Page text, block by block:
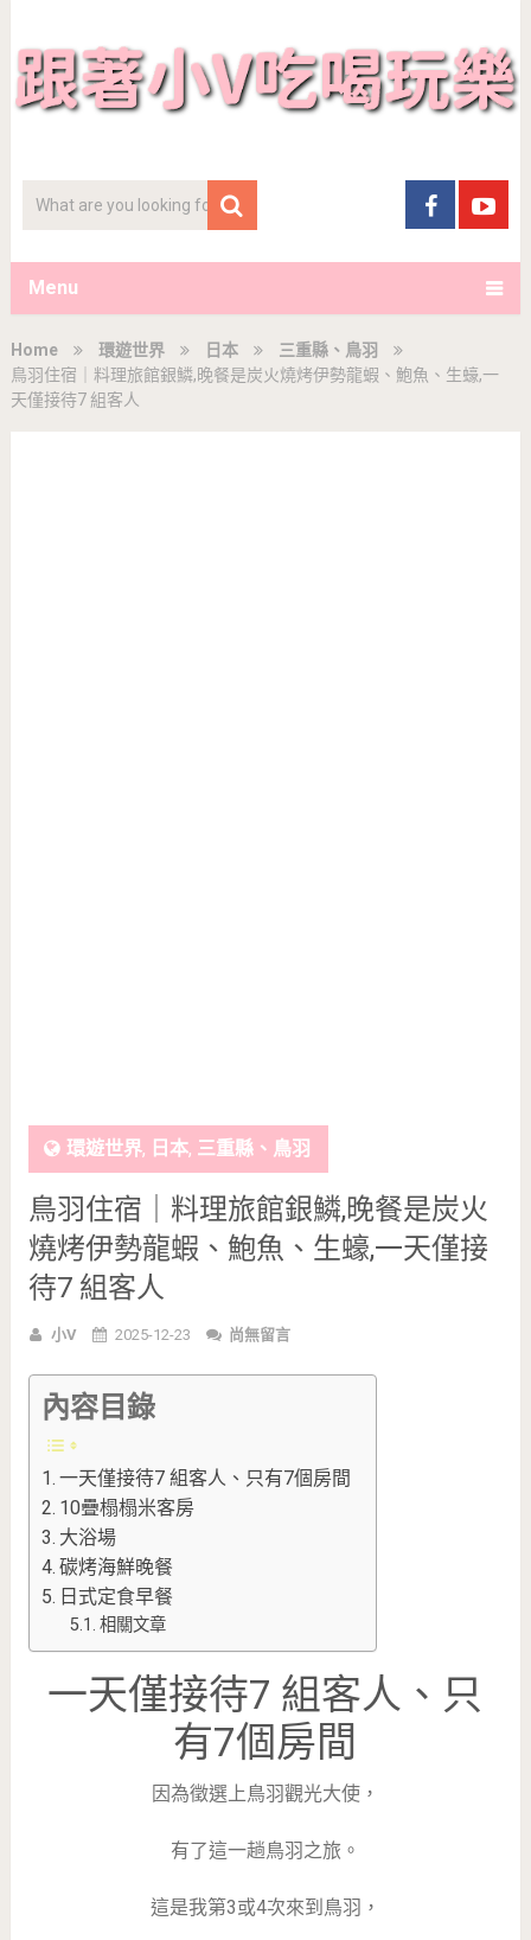
Menu
Home 環遊世界 日本
三重縣、鳥羽
鳥羽住宿｜料理旅館銀鱗,晚餐是炭火燒烤伊勢龍蝦、鮑魚、生蠔,一
天僅接待7 組客人
環遊世界, 日本, 三重縣、鳥羽
鳥羽住宿｜料理旅館銀鱗,晚餐是炭火
燒烤伊勢龍蝦、鮑魚、生蠔,一天僅接
待7 組客人
小V 2025-12-23 尚無留言
內容目錄
一天僅接待7 組客人、只有7個房間
10疊榻榻米客房
大浴場
碳烤海鮮晚餐
日式定食早餐
相關文章
一天僅接待7 組客人、只
有7個房間
因為徵選上鳥羽觀光大使，
有了這一趟鳥羽之旅。
這是我第3或4次來到鳥羽，